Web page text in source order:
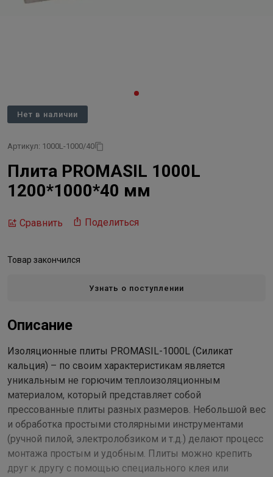
Нет в наличии
Артикул: 1000L-1000/40
Плита PROMASIL 1000L
1200*1000*40 мм
Сравнить Поделиться
Товар закончился
Узнать о поступлении
Описание
Изоляционные плиты PROMASIL-1000L (Силикат
кальция) – по своим характеристикам является
уникальным не горючим теплоизоляционным
материалом, который представляет собой
прессованные плиты разных размеров. Небольшой вес
и обработка простыми столярными инструментами
(ручной пилой, электролобзиком и т.д.) делают процесс
монтажа простым и удобным. Плиты можно крепить
друг к другу с помощью специального клея или